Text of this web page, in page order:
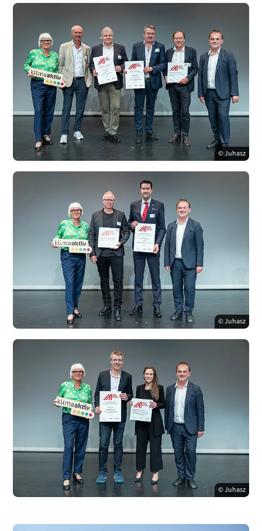
© Juhasz
© Juhasz
© Juhasz